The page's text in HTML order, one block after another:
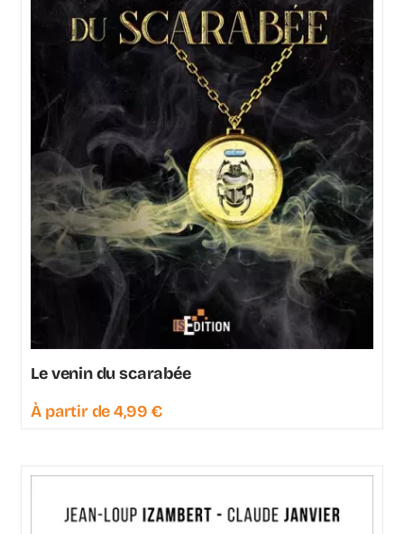
Le venin du scarabée
À partir de4,99€